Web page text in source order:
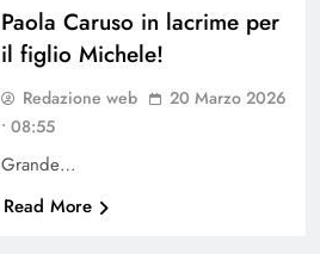
Paola Caruso in lacrime per
il figlio Michele!
Redazione web
20 Marzo 2026
• 08:55
Grande…
Read More